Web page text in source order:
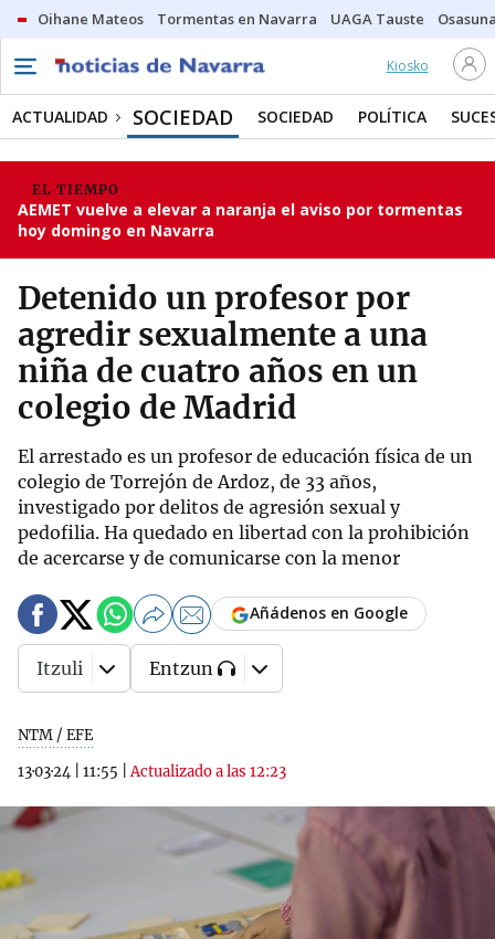
Oihane Mateos Tormentas en Navarra UAGA Tauste
Kiosko
ACTUALIDAD SOCIEDAD SOCIEDAD POLÍTICA
EL TIEMPO
AEMET vuelve a elevar a naranja el aviso por tormentas
hoy domingo en Navarra
Detenido un profesor por
agredir sexualmente a una
niña de cuatro años en un
colegio de Madrid
El arrestado es un profesor de educación física de un
colegio de Torrejón de Ardoz, de 33 años,
investigado por delitos de agresión sexual y
pedofilia. Ha quedado en libertad con la prohibición
de acercarse y de comunicarse con la menor
NTM / EFE
13·03·24
11:55 |Actualizado a las 12:23
Añádenos en Google
Itzuli Entzun